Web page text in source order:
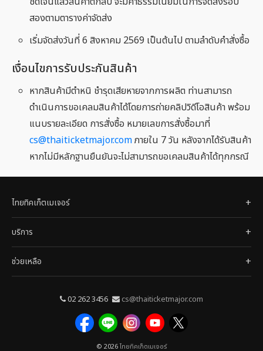
สองตามตารางค่าจัดส่ง
เริ่มจัดส่งวันที่ 6 สิงหาคม 2569 เป็นต้นไป ตามลำดับคำสั่งซื้อ
เงื่อนไขการรับประกันสินค้า
หากสินค้ามีตำหนิ ชำรุดเสียหายจากการผลิต ท่านสามารถ
ดำเนินการขอเคลมสินค้าได้โดยการถ่ายคลิปวิดีโอสินค้า พร้อม
แนบรายละเอียด การสั่งซื้อ หมายเลขการสั่งซื้อมาที่
cs@thaiticketmajor.comภายใน 7 วัน หลังจากได้รับสินค้า
หากไม่มีหลักฐานยืนยันจะไม่สามารถขอเคลมสินค้าได้ทุกกรณี
ไทยทิคเก็ตเมเจอร์
บริการ
ช่วยเหลือ
02 262 3456 cs@thaiticketmajor.com
© 2026ไทยทิคเก็ตเมเจอร์